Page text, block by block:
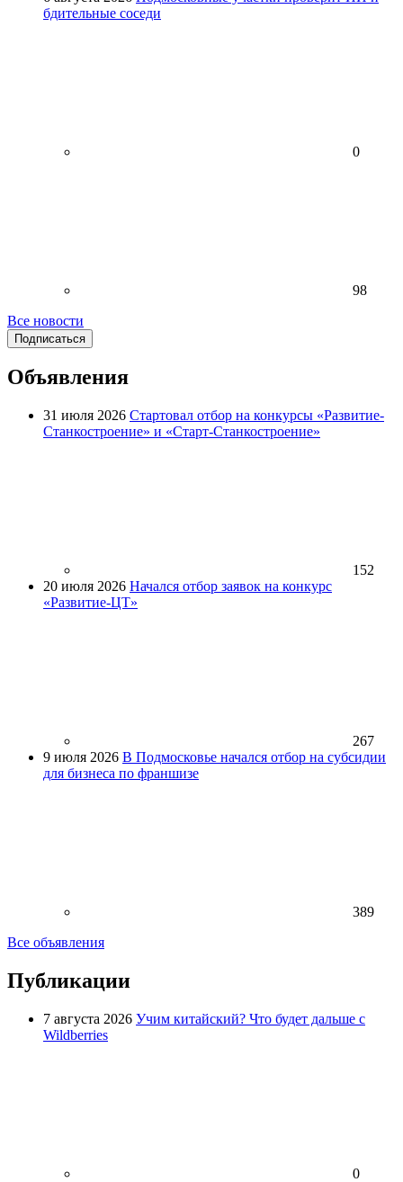
бдительные соседи
0
98
Все новости
Подписаться
Объявления
31 июля 2026 Стартовал отбор на конкурсы «Развитие-
Станкостроение» и «Старт-Станкостроение»
152
20 июля 2026 Начался отбор заявок на конкурс
«Развитие-ЦТ»
267
9 июля 2026 В Подмосковье начался отбор на субсидии
для бизнеса по франшизе
389
Все объявления
Публикации
7 августа 2026 Учим китайский? Что будет дальше с
Wildberries
0